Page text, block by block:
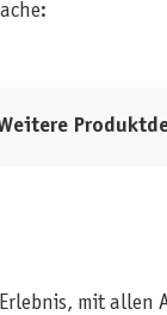
mit allen